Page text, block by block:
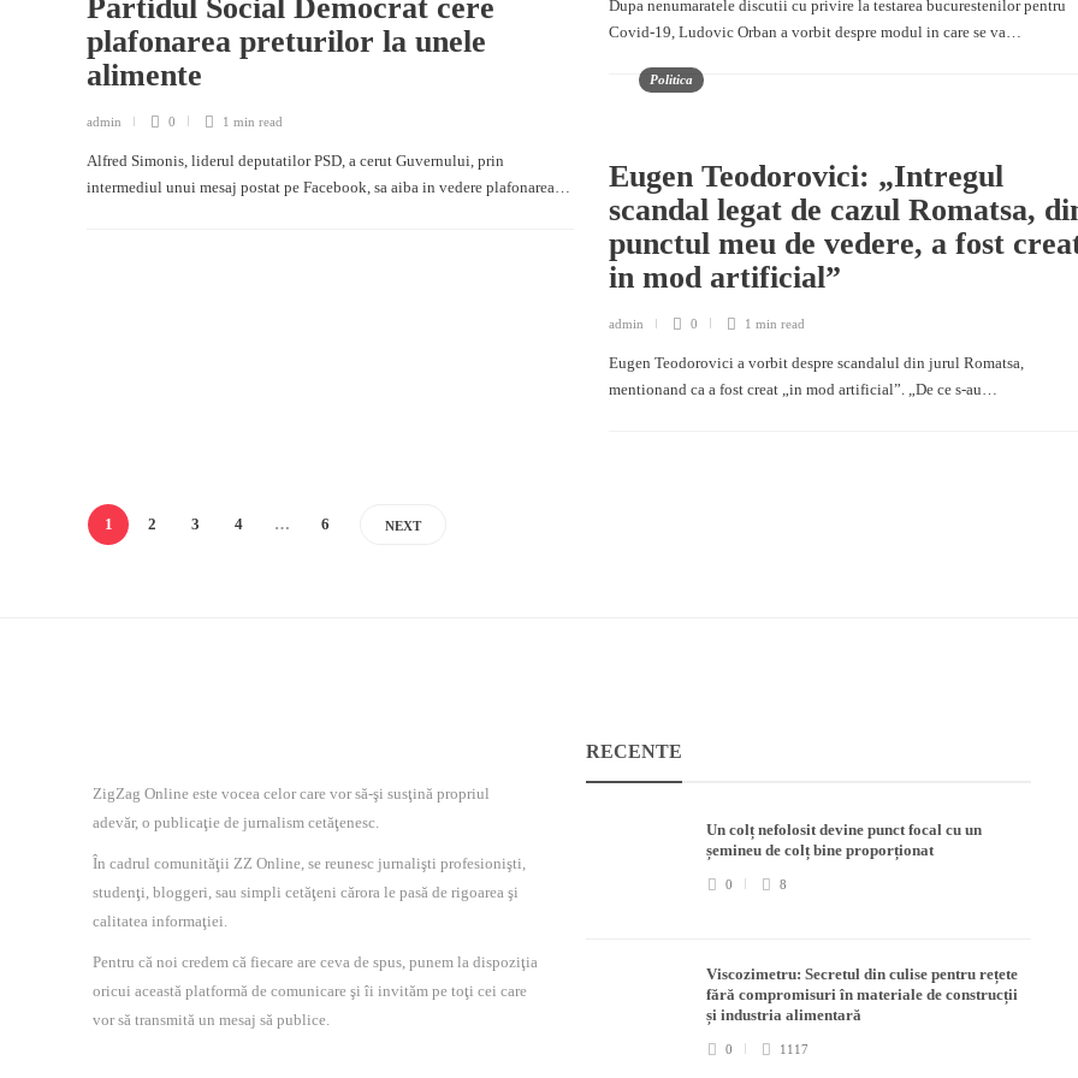
Dupa nenumaratele discutii cu privire la testarea bucurestenilor pentru
Covid-19, Ludovic Orban a vorbit despre modul in care se va…
Partidul Social Democrat cere
plafonarea preturilor la unele
alimente
admin 0 1 min read
Alfred Simonis, liderul deputatilor PSD, a cerut Guvernului, prin
intermediul unui mesaj postat pe Facebook, sa aiba in vedere plafonarea…
Politica
Eugen Teodorovici: „Intregul
scandal legat de cazul Romatsa,
punctul meu de vedere, a fost
in mod artificial”
admin 0 1 min read
Eugen Teodorovici a vorbit despre scandalul din jurul Romatsa,
mentionand ca a fost creat „in mod artificial”. „De ce s-au…
1 2 3 4 … 6 NEXT
ZigZag Online este vocea celor care vor să-şi susţină propriul
adevăr, o publicaţie de jurnalism cetăţenesc.
În cadrul comunităţii ZZ Online, se reunesc jurnalişti profesionişti,
studenţi, bloggeri, sau simpli cetăţeni cărora le pasă de rigoarea şi
calitatea informaţiei.
Pentru că noi credem că fiecare are ceva de spus, punem la dispoziţia
oricui această platformă de comunicare şi îi invităm pe toţi cei care
vor să transmită un mesaj să publice.
RECENTE
Un colț nefolosit devine punct focal cu un
șemineu de colț bine proporționat
0 8
Viscozimetru: Secretul din culise pentru rețete
fără compromisuri în materiale de construcții
și industria alimentară
0 1117